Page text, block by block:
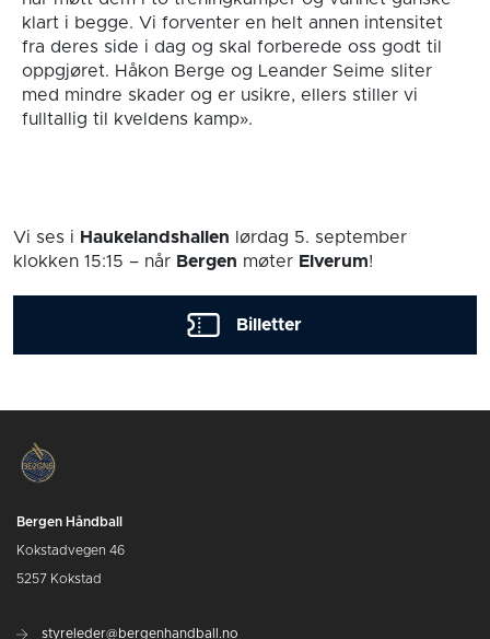
klart i begge. Vi forventer en helt annen intensitet
fra deres side i dag og skal forberede oss godt til
oppgjøret. Håkon Berge og Leander Seime sliter
med mindre skader og er usikre, ellers stiller vi
fulltallig til kveldens kamp».
Vi ses i Haukelandshallen lørdag 5. september
klokken 15:15 – når Bergen møter Elverum!
Billetter
Bergen Håndball
Kokstadvegen 46
5257 Kokstad
styreleder@bergenhandball.no